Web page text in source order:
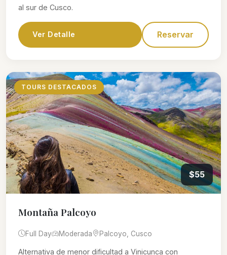
al sur de Cusco.
Ver Detalle Reservar
TOURS DESTACADOS
$55
Montaña Palcoyo
Full Day Moderada Palcoyo, Cusco
Alternativa de menor dificultad a Vinicunca con